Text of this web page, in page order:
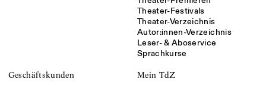
Theater-Festivals
Theater-Verzeichnis
Autor:innen-Verzeichnis
Leser- & Aboservice
Sprachkurse
Geschäftskunden Mein TdZ